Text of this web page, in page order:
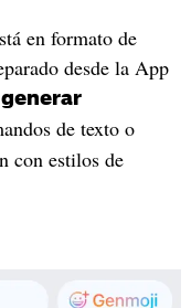
en formato de
desde la App
generar
de texto o
con estilos de